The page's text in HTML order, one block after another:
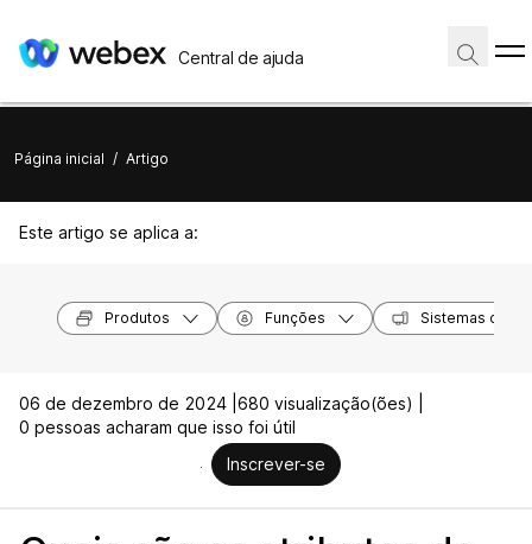
Central de ajuda
Página inicial / Artigo
Este artigo se aplica a:
Produtos Funções Sistemas
06 de dezembro de 2024 | 680 visualização(ões) |
0 pessoas acharam que isso foi útil
Inscrever-se